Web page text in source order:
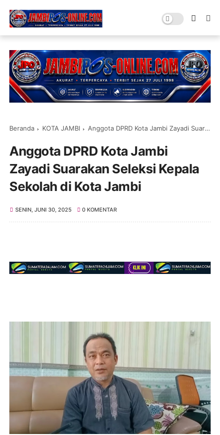
Beranda KOTA JAMBI Anggota DPRD Kota Jambi Zayadi Suarakan Seleksi Kepala Sekolah di Kota Jambi
Anggota DPRD Kota Jambi
Zayadi Suarakan Seleksi Kepala
Sekolah di Kota Jambi
SENIN, JUNI 30, 2025 0 KOMENTAR